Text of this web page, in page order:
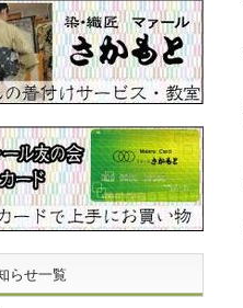
らせ一覧